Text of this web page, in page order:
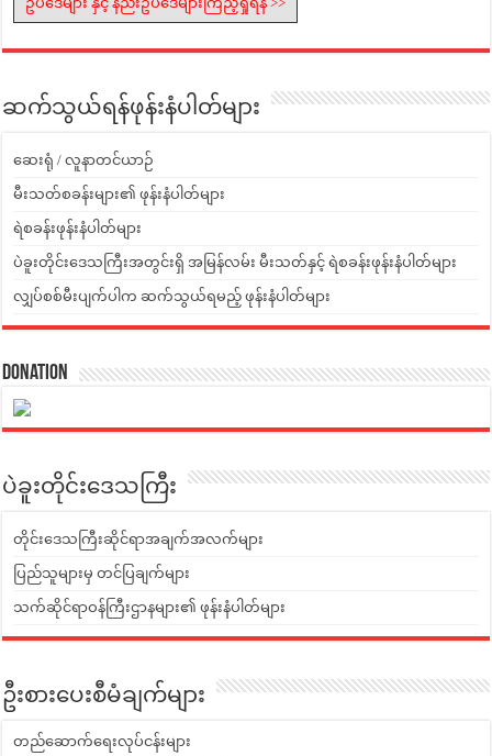
ဆက်သွယ်ရန်ဖုန်းနံပါတ်များ
ဆေးရုံ / လူနာတင်ယာဉ်
မီးသတ်စခန်းများ၏ ဖုန်းနံပါတ်များ
ရဲစခန်းဖုန်းနံပါတ်များ
ပဲခူးတိုင်းဒေသကြီးအတွင်းရှိ အမြန်လမ်း မီးသတ်နှင့် ရဲစခန်းဖုန်းနံပါတ်များ
လျှပ်စစ်မီးပျက်ပါက ဆက်သွယ်ရမည့် ဖုန်းနံပါတ်များ
Donation
ပဲခူးတိုင်းဒေသကြီး
တိုင်းဒေသကြီးဆိုင်ရာအချက်အလက်များ
ပြည်သူများမှ တင်ပြချက်များ
သက်ဆိုင်ရာဝန်ကြီးဌာနများ၏ ဖုန်းနံပါတ်များ
ဦးစားပေးစီမံချက်များ
တည်ဆောက်ရေးလုပ်ငန်းများ